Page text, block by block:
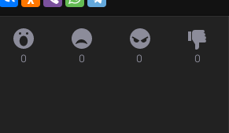
0 0 0 0